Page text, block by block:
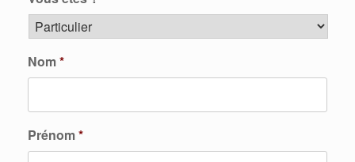
Nom*
Prénom*